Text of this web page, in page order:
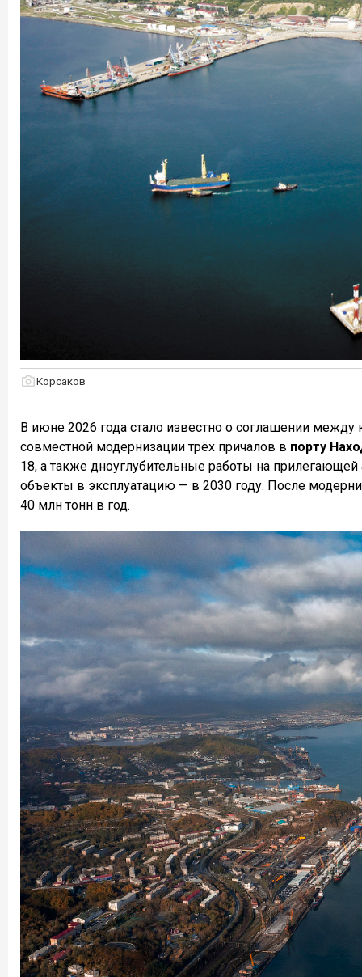
Корсаков
В июне 2026 года стало известно о соглашении
совместной модернизации трёх причалов в порту
18, а также дноуглубительные работы на прилегающей
объекты в эксплуатацию — в 2030 году. После
40 млн тонн в год.